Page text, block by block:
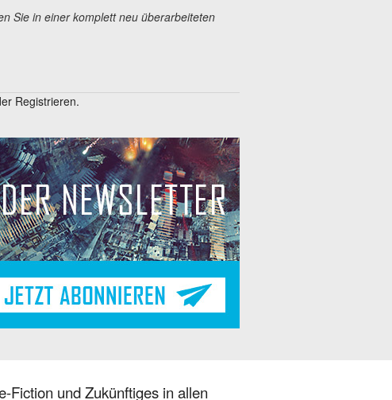
Sie in einer komplett neu überarbeiteten
Registrieren.
Fiction und Zukünftiges in allen